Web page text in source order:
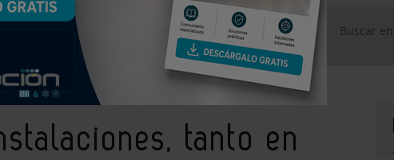
en rehabillitación, favorecen el crecimiento
tanto en